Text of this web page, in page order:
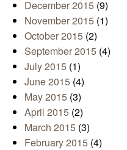
December 2015 (9)
November 2015 (1)
October 2015 (2)
September 2015 (4)
July 2015 (1)
June 2015 (4)
May 2015 (3)
April 2015 (2)
March 2015 (3)
February 2015 (4)